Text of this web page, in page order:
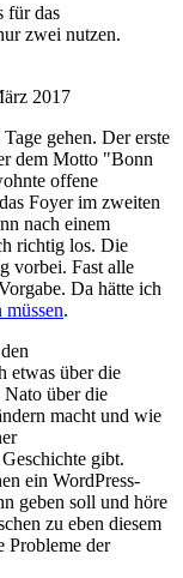
für das
zwei nutzen.
2017
gehen. Der erste
dem Motto "Bonn
offene
Foyer im zweiten
nach einem
richtig los. Die
vorbei. Fast alle
Da hätte ich
.
etwas über die
über die
macht und wie
gibt.
ein WordPress-
geben soll und höre
zu eben diesem
Probleme der